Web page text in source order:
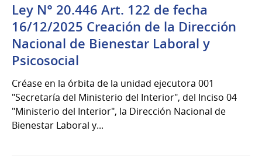
Ley N° 20.446 Art. 122 de fecha
16/12/2025 Creación de la Dirección
Nacional de Bienestar Laboral y
Psicosocial
Créase en la órbita de la unidad ejecutora 001
"Secretaría del Ministerio del Interior", del Inciso 04
"Ministerio del Interior", la Dirección Nacional de
Bienestar Laboral y...